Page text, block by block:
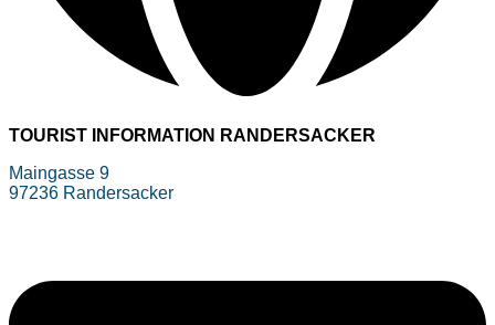
TOURIST INFORMATION RANDERSACKER
Maingasse 9
97236 Randersacker